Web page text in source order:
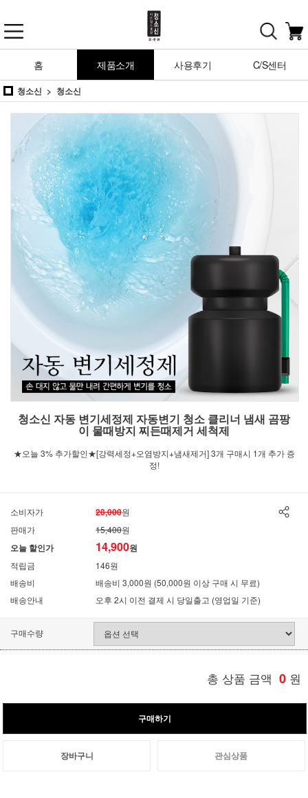
홈 제품소개 사용후기 C/S센터
청소신 청소신
청소신 자동 변기세정제 자동변기 청소 클리너 냄새 곰팡
이 물때방지 찌든때제거 세척제
★오늘 3% 추가할인★[강력세정+오염방지+냄새제거] 3개 구매시 1개 추가 증
정!
소비자가 28,000원
판매가
15,400원
오늘 할인가 14,900원
적립금
146원
배송비
배송비 3,000원 (50,000원 이상 구매 시 무료)
배송안내
오후 2시 이전 결제 시 당일출고 (영업일 기준)
구매수량
총 상품 금액 0 원
구매하기
장바구니 관심상품